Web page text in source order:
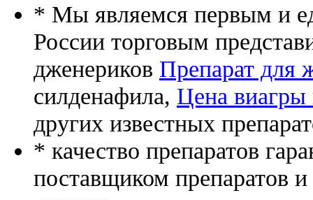
* Мы являемся первым и
России торговым
дженериков Препарат для
силденафила, Цена виагры
других известных
* качество препаратов
поставщиком препаратов